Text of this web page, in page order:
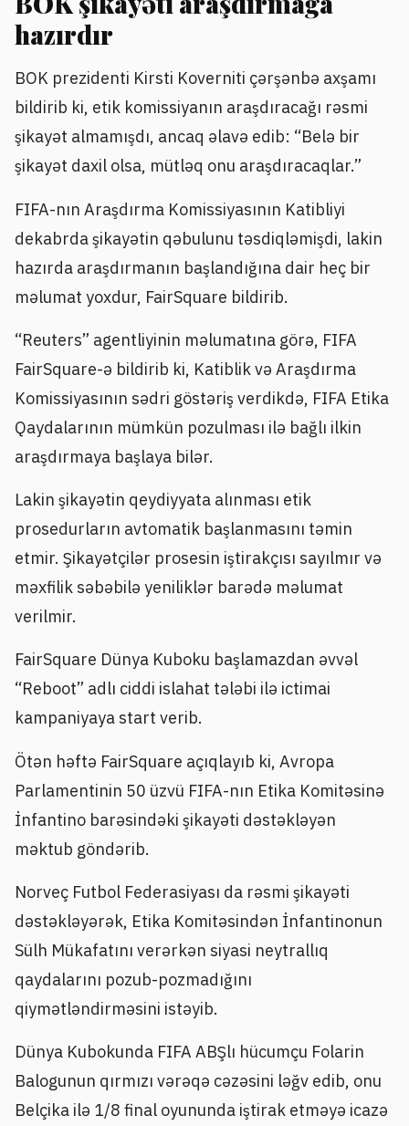
hazırdır
BOK prezidenti Kirsti Koverniti çərşənbə axşamı
bildirib ki, etik komissiyanın araşdıracağı rəsmi
şikayət almamışdı, ancaq əlavə edib: “Belə bir
şikayət daxil olsa, mütləq onu araşdıracaqlar.”
FIFA-nın Araşdırma Komissiyasının Katibliyi
dekabrda şikayətin qəbulunu təsdiqləmişdi, lakin
hazırda araşdırmanın başlandığına dair heç bir
məlumat yoxdur, FairSquare bildirib.
“Reuters” agentliyinin məlumatına görə, FIFA
FairSquare-ə bildirib ki, Katiblik və Araşdırma
Komissiyasının sədri göstəriş verdikdə, FIFA Etika
Qaydalarının mümkün pozulması ilə bağlı ilkin
araşdırmaya başlaya bilər.
Lakin şikayətin qeydiyyata alınması etik
prosedurların avtomatik başlanmasını təmin
etmir. Şikayətçilər prosesin iştirakçısı sayılmır və
məxfilik səbəbilə yeniliklər barədə məlumat
verilmir.
FairSquare Dünya Kuboku başlamazdan əvvəl
“Reboot” adlı ciddi islahat tələbi ilə ictimai
kampaniyaya start verib.
Ötən həftə FairSquare açıqlayıb ki, Avropa
Parlamentinin 50 üzvü FIFA-nın Etika Komitəsinə
İnfantino barəsindəki şikayəti dəstəkləyən
məktub göndərib.
Norveç Futbol Federasiyası da rəsmi şikayəti
dəstəkləyərək, Etika Komitəsindən İnfantinonun
Sülh Mükafatını verərkən siyasi neytrallıq
qaydalarını pozub-pozmadığını
qiymətləndirməsini istəyib.
Dünya Kubokunda FIFA ABŞlı hücumçu Folarin
Balogunun qırmızı vərəqə cəzəsini ləğv edib, onu
Belçika ilə 1/8 final oyununda iştirak etməyə icazə